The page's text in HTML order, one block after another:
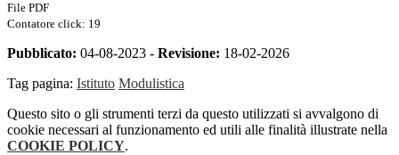
File PDF
Contatore click: 19
Pubblicato: 04-08-2023 - Revisione: 18-02-2026
Tag pagina: Istituto Modulistica
Questo sito o gli strumenti terzi da questo utilizzati si avvalgono di
cookie necessari al funzionamento ed utili alle finalità illustrate nella
COOKIE POLICY.